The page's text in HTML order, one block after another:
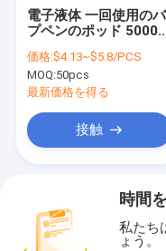
電子液体 一回使用のバ
プペンのポッド 5000
価格:$4.13~$5.8/PCS
MOQ:50pcs
最新価格を得る
接触
時間
私たち
ょう。